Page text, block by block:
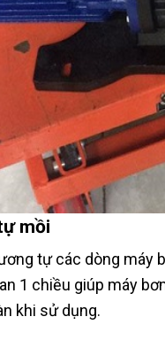
mồi
tự các dòng máy
1 chiều giúp máy
khi sử dụng.